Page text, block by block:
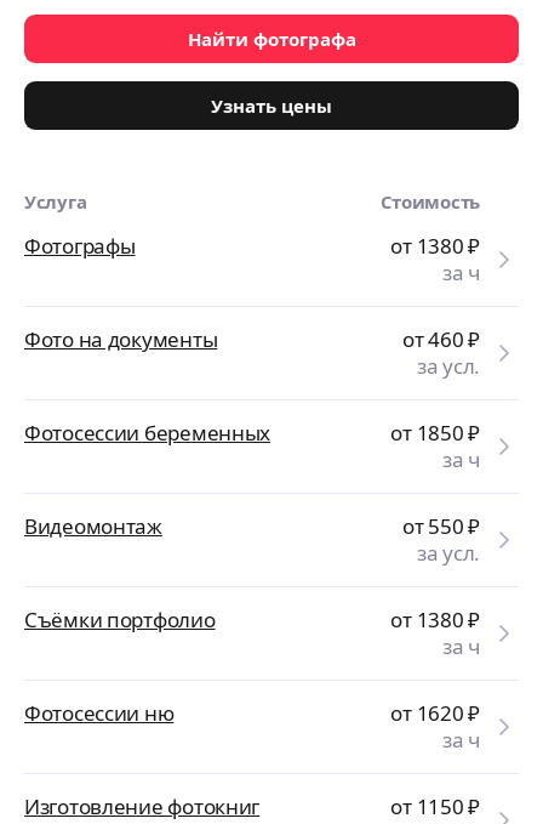
Найти фотографа
Узнать цены
Услуга Стоимость
Фотографы от 1380₽
за ч
Фото на документы от 460₽
за усл.
Фотосессии беременных от 1850₽
за ч
Видеомонтаж от 550₽
за усл.
Съёмки портфолио от 1380₽
за ч
Фотосессии ню от 1620₽
за ч
Изготовление фотокниг от 1150₽